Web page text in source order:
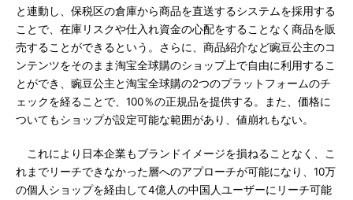
と連動し、保税区の倉庫から商品を直送するシステムを採用する
ことで、在庫リスクや仕入れ資金の心配をすることなく商品を販
売することができるという。さらに、商品紹介など豌豆公主のコ
ンテンツをそのまま淘宝全球購のショップ上で自由に利用するこ
とができ、豌豆公主と淘宝全球購の2つのプラットフォームのチ
ェックを経ることで、100％の正規品を提供する。また、価格に
ついてもショップが設定可能な範囲があり、値崩れもない。
これにより日本企業もブランドイメージを損ねることなく、こ
れまでリーチできなかった層へのアプローチが可能になり、10万
の個人ショップを経由して4億人の中国人ユーザーにリーチ可能